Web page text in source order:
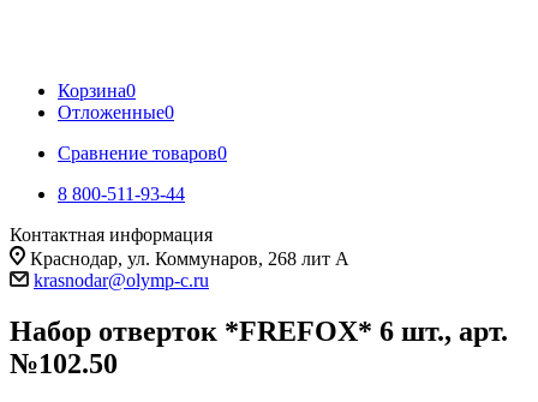
Корзина0
Отложенные0
Сравнение товаров0
8 800-511-93-44
Контактная информация
Краснодар, ул. Коммунаров, 268 лит А
krasnodar@olymp-c.ru
Набор отверток *FREFOX* 6 шт., арт.
№102.50